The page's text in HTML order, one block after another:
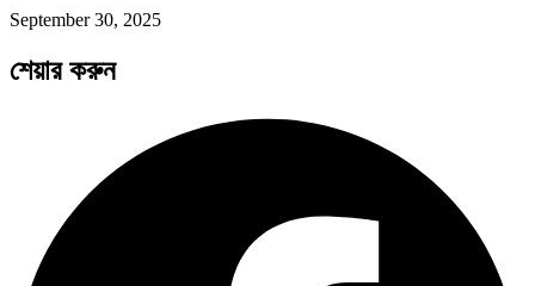
September 30, 2025
শেয়ার করুন